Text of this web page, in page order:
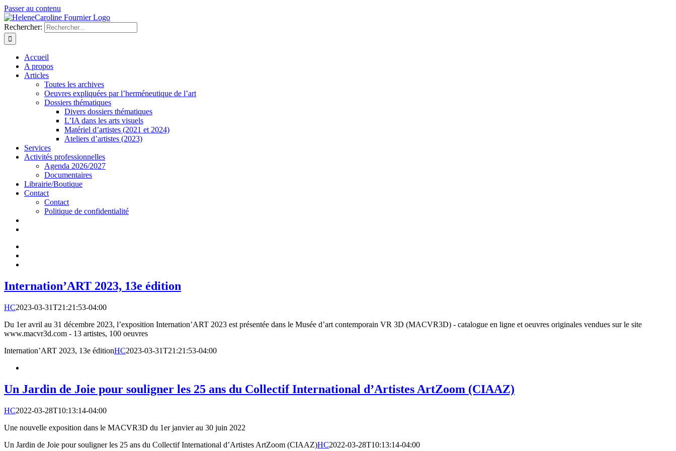
Passer au contenu
Rechercher:
Accueil
A propos
Articles
Toutes les archives
Oeuvres expliquées par l’herméneutique de l’art
Dossiers thématiques
Divers dossiers thématiques
L’IA dans les arts visuels
Matériel d’artistes (2021 et 2024)
Ateliers d’artistes (2023)
Services
Activités professionnelles
Agenda 2026/2027
Documentaires
Librairie/Boutique
Contact
Contact
Politique de confidentialité
Internation’ART 2023, 13e édition
HC2023-03-31T21:21:53-04:00
Du 1er avril au 31 décembre 2023, l’exposition Internation’ART 2023 est présentée dans le Musée d’art contemporain VR 3D (MACVR3D) - catalogue en ligne et oeuvres originales vendues sur le site
www.macvr3d.com - 13 artistes, 100 oeuvres
Internation’ART 2023, 13e éditionHC2023-03-31T21:21:53-04:00
Un Jardin de Joie pour souligner les 25 ans du Collectif International d’Artistes ArtZoom (CIAAZ)
HC2022-03-28T10:13:14-04:00
Une nouvelle exposition dans le MACVR3D du 1er janvier au 30 juin 2022
Un Jardin de Joie pour souligner les 25 ans du Collectif International d’Artistes ArtZoom (CIAAZ)HC2022-03-28T10:13:14-04:00